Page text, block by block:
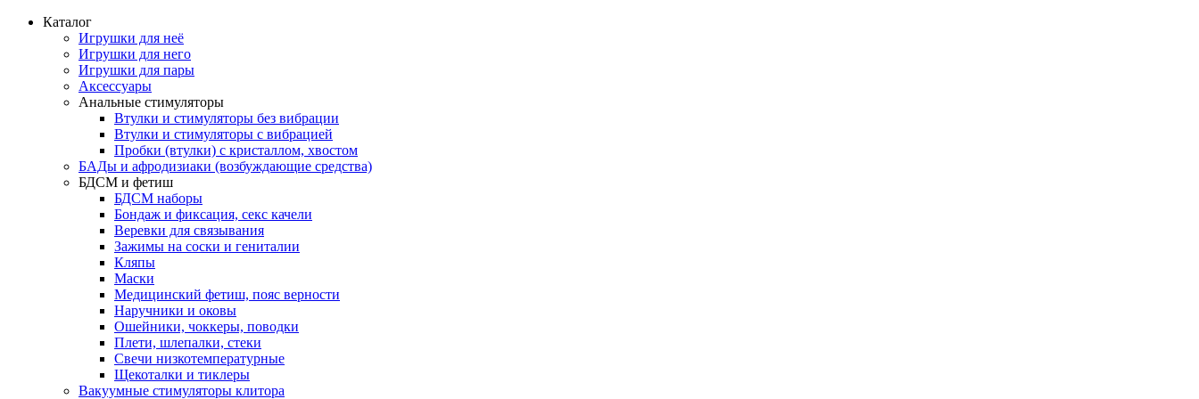
Каталог
Игрушки для неё
Игрушки для него
Игрушки для пары
Аксессуары
Анальные стимуляторы
Втулки и стимуляторы без вибрации
Втулки и стимуляторы с вибрацией
Пробки (втулки) с кристаллом, хвостом
БАДы и афродизиаки (возбуждающие средства)
БДСМ и фетиш
БДСМ наборы
Бондаж и фиксация, секс качели
Веревки для связывания
Зажимы на соски и гениталии
Кляпы
Маски
Медицинский фетиш, пояс верности
Наручники и оковы
Ошейники, чоккеры, поводки
Плети, шлепалки, стеки
Свечи низкотемпературные
Щекоталки и тиклеры
Вакуумные стимуляторы клитора